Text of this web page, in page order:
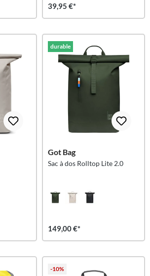
39,95 €*
durable
Got Bag
Sac à dos Rolltop Lite 2.0
149,00 €*
-10%